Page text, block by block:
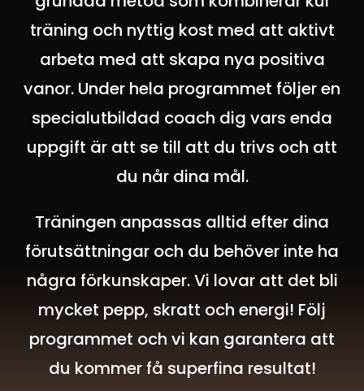
träning och nyttig kost med att aktivt
arbeta med att skapa nya positiva
vanor. Under hela programmet följer en
specialutbildad coach dig vars enda
uppgift är att se till att du trivs och att
du når dina mål.
Träningen anpassas alltid efter dina
förutsättningar och du behöver inte ha
några förkunskaper.Vi lovar att det bli
mycket pepp, skratt och energi! Följ
programmet och vi kan garantera att
du kommer få superfina resultat!